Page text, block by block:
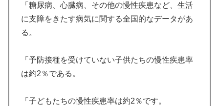
「糖尿病、心臓病、その他の慢性疾患など、生活
に支障をきたす病気に関する全国的なデータがあ
る。
「予防接種を受けていない子供たちの慢性疾患率
は約2％である。
「子どもたちの慢性疾患率は約2％です。